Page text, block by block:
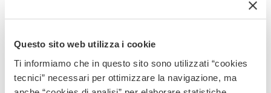
Questo sito web utilizza i cookie
Ti informiamo che in questo sito sono utilizzati “cookies
tecnici” necessari per ottimizzare la navigazione, ma